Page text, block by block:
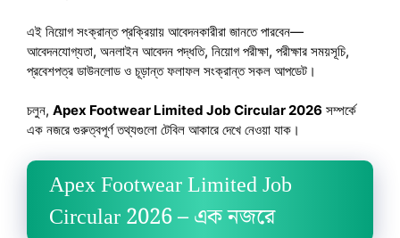
এই নিয়োগ সংক্রান্ত প্রক্রিয়ায় আবেদনকারীরা জানতে পারবেন—
আবেদনযোগ্যতা, অনলাইন আবেদন পদ্ধতি, নিয়োগ পরীক্ষা, পরীক্ষার সময়সূচি,
প্রবেশপত্র ডাউনলোড ও চূড়ান্ত ফলাফল সংক্রান্ত সকল আপডেট।
চলুন, Apex Footwear Limited Job Circular 2026 সম্পর্কে
এক নজরে গুরুত্বপূর্ণ তথ্যগুলো টেবিল আকারে দেখে নেওয়া যাক।
Apex Footwear Limited Job
Circular 2026 – এক নজরে